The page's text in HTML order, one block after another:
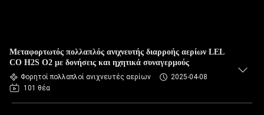
Μεταφορτωτός πολλαπλός ανιχνευτής διαρροής αερίων LEL
CO H2S O2 με δονήσεις και ηχητικά συναγερμούς
Φορητοί πολλαπλοί ανιχνευτές αερίων
2025-04-08
101 θέα